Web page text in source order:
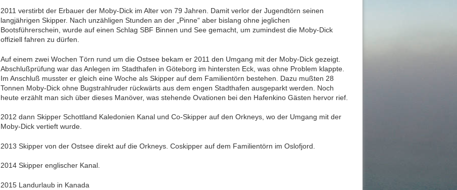
2011 verstirbt der Erbauer der Moby-Dick im Alter von 79 Jahren. Damit verlor der Jugendtörn seinen
langjährigen Skipper. Nach unzähligen Stunden an der „Pinne“ aber bislang ohne jeglichen
Bootsführerschein, wurde auf einen Schlag SBF Binnen und See gemacht, um zumindest die Moby-Dick
offiziell fahren zu dürfen.
Auf einem zwei Wochen Törn rund um die Ostsee bekam er 2011 den Umgang mit der Moby-Dick gezeigt.
Abschlußprüfung war das Anlegen im Stadthafen in Göteborg im hintersten Eck, was ohne Problem klappte.
Im Anschluß musster er gleich eine Woche als Skipper auf dem Familientörn bestehen. Dazu mußten 28
Tonnen Moby-Dick ohne Bugstrahlruder rückwärts aus dem engen Stadthafen ausgeparkt werden. Noch
heute erzählt man sich über dieses Manöver, was stehende Ovationen bei den Hafenkino Gästen hervor rief.
2012 dann Skipper Schottland Kaledonien Kanal und Co-Skipper auf den Orkneys, wo der Umgang mit der
Moby-Dick vertieft wurde.
2013 Skipper von der Ostsee direkt auf die Orkneys. Coskipper auf dem Familientörn im Oslofjord.
2014 Skipper englischer Kanal.
2015 Landurlaub in Kanada